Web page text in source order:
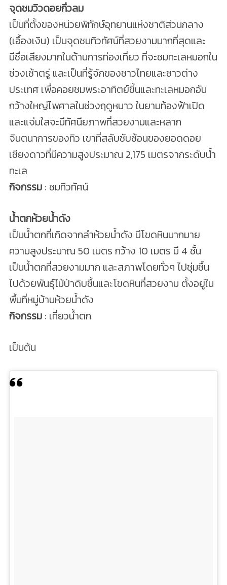
จุดชมวิวดอยกิ่วลม
เป็นที่ตั้งของหน่วยพิทักษ์อุทยานแห่งชาติส่วนกลาง
(เอื้องเงิน) เป็นจุดชมทิวทัศน์ที่สวยงามมากที่สุดและ
มีชื่อเสียงมากในด้านการท่องเที่ยว ที่จะชมทะเลหมอกใน
ช่วงเช้าตรู่ และเป็นที่รู้จักของชาวไทยและชาวต่าง
ประเทศ เพื่อคอยชมพระอาทิตย์ขึ้นและทะเลหมอกอัน
กว้างใหญ่ไพศาลในช่วงฤดูหนาว ในยามท้องฟ้าเปิด
และแจ่มใสจะมีทัศนียภาพที่สวยงามและหลาก
จินตนาการของทิว เขาที่สลับซับซ้อนของยอดดอย
เชียงดาวที่มีความสูงประมาณ 2,175 เมตรจากระดับน้ำ
ทะเล
กิจกรรม: ชมทิวทัศน์
น้ำตกห้วยน้ำดัง
เป็นน้ำตกที่เกิดจากลำห้วยน้ำดัง มีโขดหินมากมาย
ความสูงประมาณ 50 เมตร กว้าง 10 เมตร มี 4 ชั้น
เป็นน้ำตกที่สวยงามมาก และสภาพโดยทั่วๆ ไปชุ่มชื้น
ไปด้วยพันธุ์ไม้ป่าดิบชื้นและโขดหินที่สวยงาม ตั้งอยู่ใน
พื้นที่หมู่บ้านห้วยน้ำดัง
กิจกรรม: เที่ยวน้ำตก
เป็นต้น